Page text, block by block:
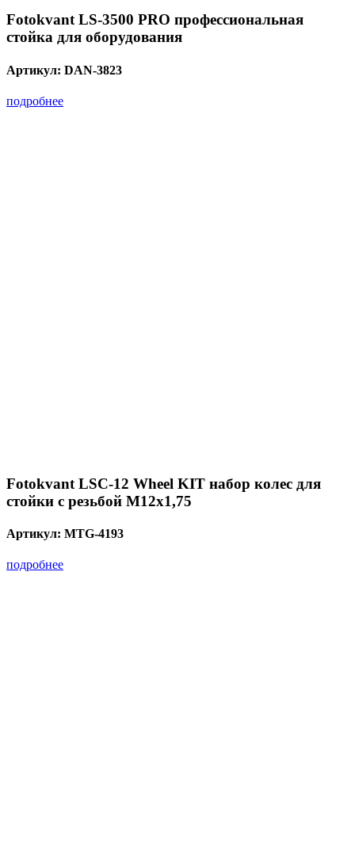
Fotokvant LS-3500 PRO профессиональная
стойка для оборудования
Артикул: DAN-3823
подробнее
Fotokvant LSC-12 Wheel KIT набор колес для
стойки с резьбой М12х1,75
Артикул: MTG-4193
подробнее